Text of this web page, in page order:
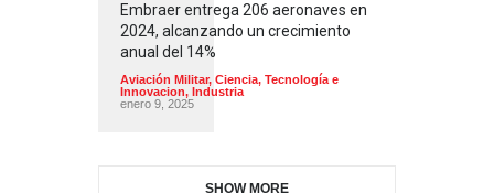
Embraer entrega 206 aeronaves en
2024, alcanzando un crecimiento
anual del 14%
Aviación Militar, Ciencia, Tecnología e
Innovacion, Industria
enero 9, 2025
SHOW MORE